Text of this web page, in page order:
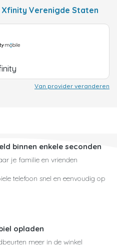
Verenigde Staten
Van provider veranderen
binnen enkele seconden
je familie en vrienden
telefoon snel en eenvoudig op
opladen
meer in de winkel